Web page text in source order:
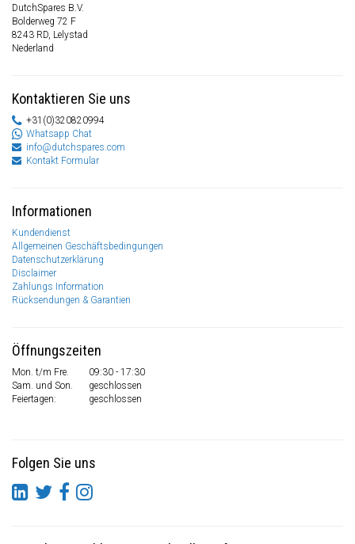
DutchSpares B.V.
Bolderweg 72 F
8243 RD, Lelystad
Nederland
Kontaktieren Sie uns
+31(0)320820994
Whatsapp Chat
info@dutchspares.com
Kontakt Formular
Informationen
Kundendienst
Allgemeinen Geschäftsbedingungen
Datenschutzerklärung
Disclaimer
Zahlungs Information
Rücksendungen & Garantien
Öffnungszeiten
Mon. t/m Fre.
09:30 - 17:30
Sam. und Son.
geschlossen
Feiertagen:
geschlossen
Folgen Sie uns